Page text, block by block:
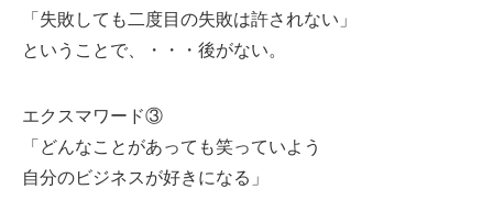
「失敗しても二度目の失敗は許されない」
ということで、・・・後がない。
エクスマワード③
「どんなことがあっても笑っていよう
自分のビジネスが好きになる」